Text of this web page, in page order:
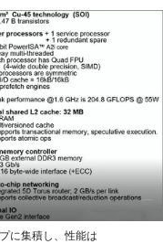
に集積し、性能は